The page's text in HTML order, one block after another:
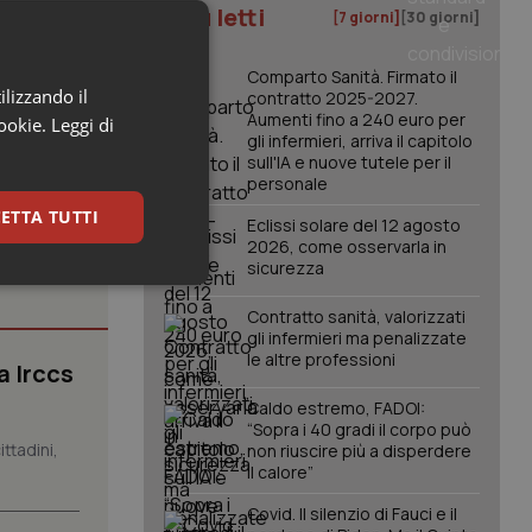
Irccs
I più letti [7 giorni] [30 giorni]
Comparto Sanità. Firmato il
contratto 2025-2027.
Aumenti fino a 240 euro per
gli infermieri, arriva il capitolo
sull'IA e nuove tutele per il
personale
Eclissi solare del 12 agosto
2026, come osservarla in
sicurezza
Contratto sanità, valorizzati
gli infermieri ma penalizzate
le altre professioni
Caldo estremo, FADOI:
“Sopra i 40 gradi il corpo può
non riuscire più a disperdere
il calore”
Covid. Il silenzio di Fauci e il
il
Leggi di
TUTTI